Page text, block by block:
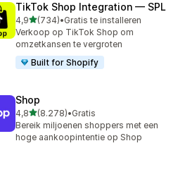
TikTok Shop Integration — SPL
4,9van 5 sterren
(734)
734 recensies in totaal
•Gratis te installeren
Verkoop op TikTok Shop om
omzetkansen te vergroten
Built for Shopify
Shop
4,8van 5 sterren
(8.278)
8278 recensies in totaal
•Gratis
Bereik miljoenen shoppers met een
hoge aankoopintentie op Shop